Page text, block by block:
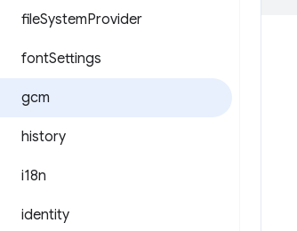
fileSystemProvider
fontSettings
gcm
history
i18n
identity